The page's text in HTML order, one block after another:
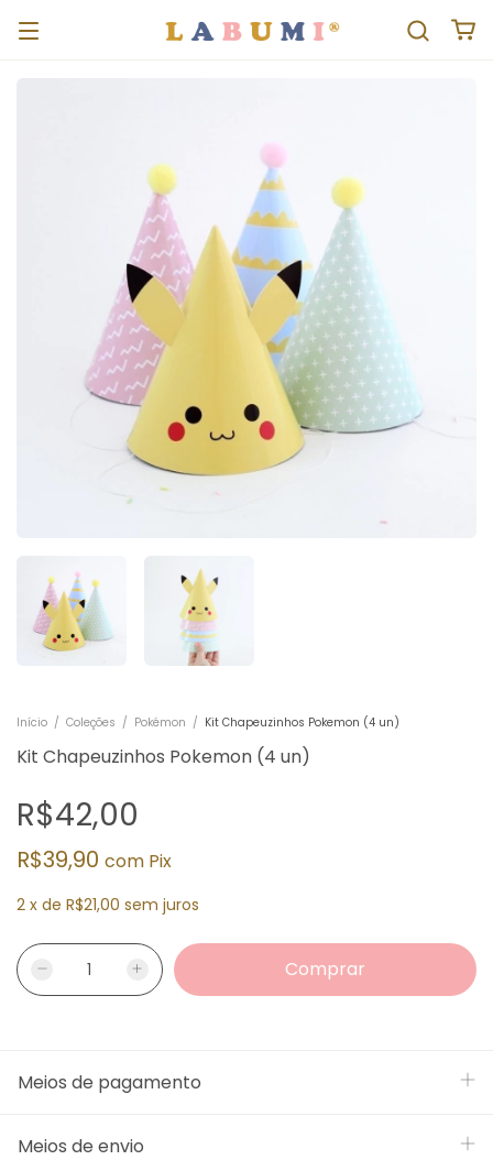
Início / Coleções / Pokémon / Kit Chapeuzinhos Pokemon (4 un)
Kit Chapeuzinhos Pokemon (4 un)
R$42,00
R$39,90 com Pix
2 x de R$21,00 sem juros
Meios de pagamento
Meios de envio